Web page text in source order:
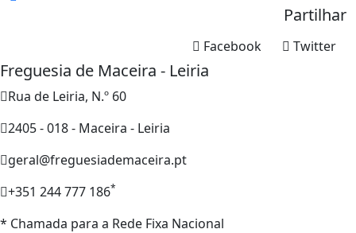
Partilhar
Twitter
Facebook
Freguesia de Maceira - Leiria
Rua de Leiria, N.º 60
2405 - 018 - Maceira - Leiria
geral@freguesiademaceira.pt
+351 244 777 186*
* Chamada para a Rede Fixa Nacional